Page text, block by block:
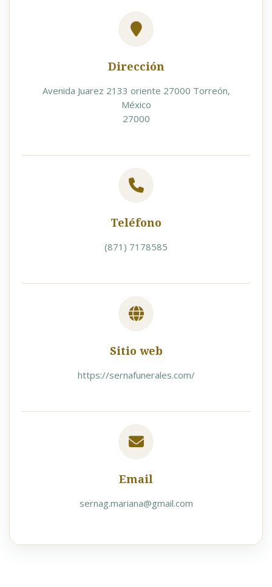
Dirección
Avenida Juarez 2133 oriente 27000 Torreón,
México
27000
Teléfono
(871) 7178585
Sitio web
https://sernafunerales.com/
Email
sernag.mariana@gmail.com